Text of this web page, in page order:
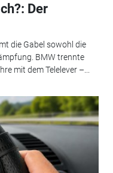
Der
die Gabel sowohl die
BMW trennte
mit dem Telelever –...